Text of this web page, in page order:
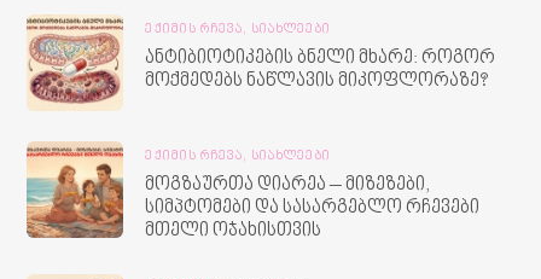
ᲔᲥᲘᲛᲘᲡ ᲠᲩᲔᲕᲐ, ᲡᲘᲐᲮᲚᲔᲔᲑᲘ
ანტიბიოტიკების ბნელი მხარე: როგორ
მოქმედებს ნაწლავის მიკოფლორაზე?
ᲔᲥᲘᲛᲘᲡ ᲠᲩᲔᲕᲐ, ᲡᲘᲐᲮᲚᲔᲔᲑᲘ
მოგზაურთა დიარეა – მიზეზები,
სიმპტომები და სასარგებლო რჩევები
მთელი ოჯახისთვის